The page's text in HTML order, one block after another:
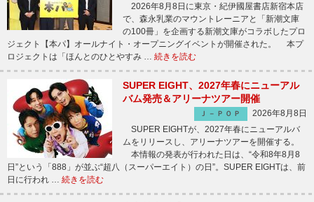
2026年8月8日に東京・紀伊國屋書店新宿本店
で、森永乳業のマウントレーニアと「新潮文庫
の100冊」を企画する新潮文庫がコラボしたプロ
ジェクト【本パ】オールナイト・オープニングイベントが開催された。 本プ
ロジェクトは「ほんとのひとやすみ … 続きを読む
SUPER EIGHT、2027年春にニューアル
バム発売＆アリーナツアー開催
Ｊ－ＰＯＰ
2026年8月8日
SUPER EIGHTが、2027年春にニューアルバ
ムをリリースし、アリーナツアーを開催する。
本情報の発表が行われた日は、“令和8年8月8
日”という「888」が並ぶ“超八（スーパーエイト）の日”。SUPER EIGHTは、前
日に行われ … 続きを読む